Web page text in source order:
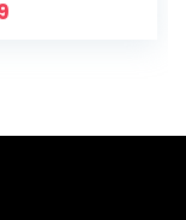
By Braun,